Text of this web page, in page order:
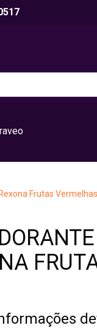
Frutas